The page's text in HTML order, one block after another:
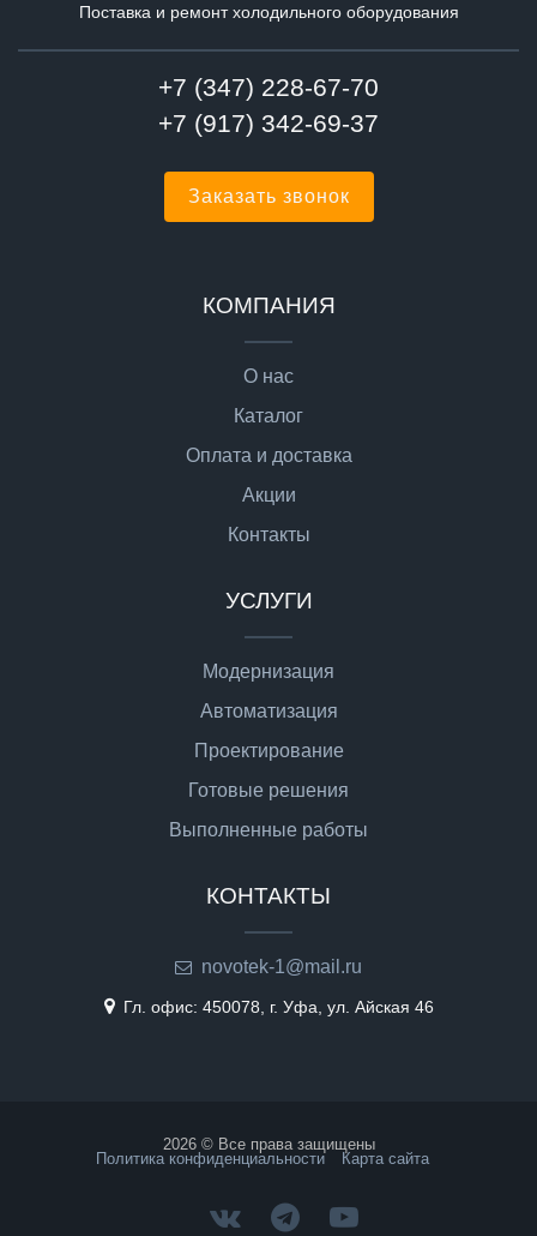
Поставка и ремонт холодильного оборудования
+7 (347) 228-67-70
+7 (917) 342-69-37
Заказать звонок
КОМПАНИЯ
О нас
Каталог
Оплата и доставка
Акции
Контакты
УСЛУГИ
Модернизация
Автоматизация
Проектирование
Готовые решения
Выполненные работы
КОНТАКТЫ
novotek-1@mail.ru
Гл. офис: 450078, г. Уфа, ул. Айская 46
2026 © Все права защищены
Политика конфиденциальности
Карта сайта